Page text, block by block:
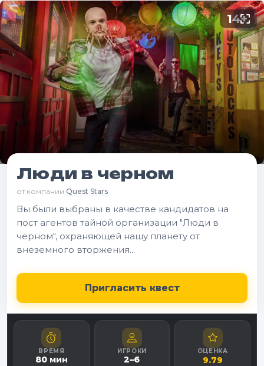
14+
Люди в черном
от компании Quest Stars
Вы были выбраны в качестве кандидатов на
пост агентов тайной организации "Люди в
черном", охраняющей нашу планету от
внеземного вторжения...
Пригласить квест
ВРЕМЯ
80мин
ИГРОКИ
2–6
ОЦЕНКА
9.79